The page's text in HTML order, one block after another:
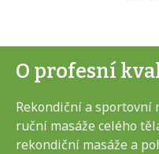
O profesní
Rekondiční a sportovní
ruční masáže celého
rekondiční masáže a